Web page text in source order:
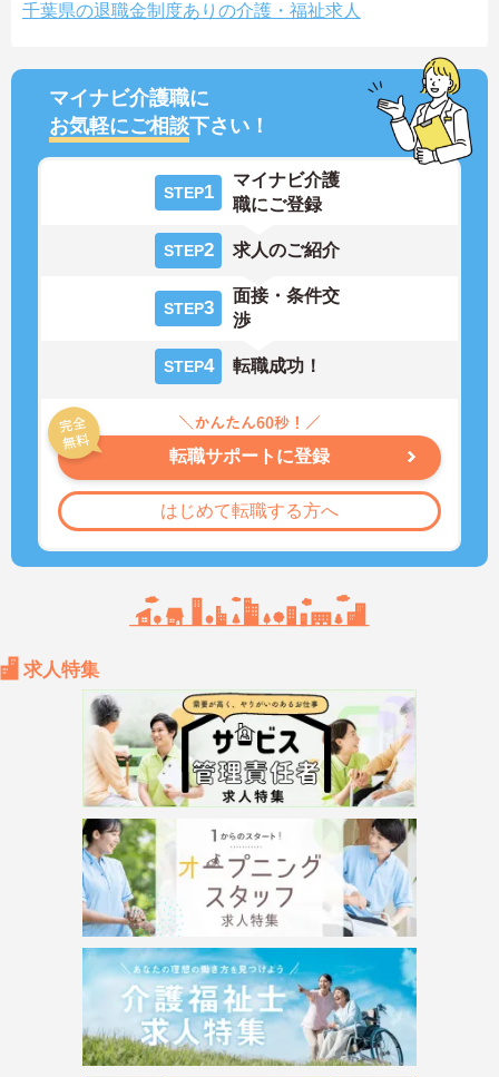
千葉県の退職金制度ありの介護・福祉求人
マイナビ介護職に
お気軽にご相談下さい！
STEP1
マイナビ介護
職にご登録
STEP2 求人のご紹介
STEP3
面接・条件交
渉
STEP4 転職成功！
転職サポートに登録
はじめて転職する方へ
求人特集